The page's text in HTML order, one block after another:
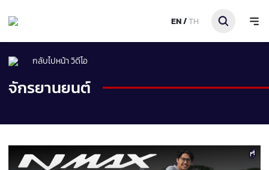
EN/TH
กลับไปหน้า วิดีโอ
จักรยานยนต์